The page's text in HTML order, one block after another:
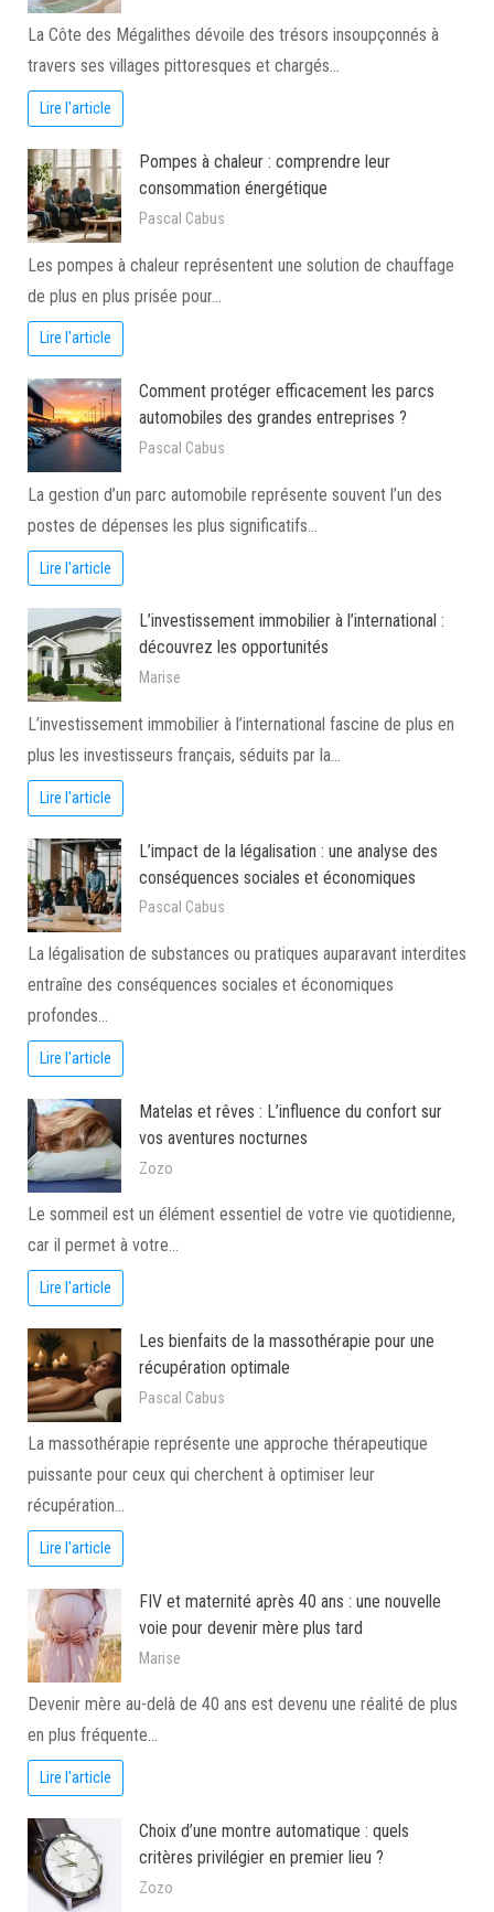
La Côte des Mégalithes dévoile des trésors insoupçonnés à
travers ses villages pittoresques et chargés…
Lire l'article
Pompes à chaleur : comprendre leur
consommation énergétique
Pascal Cabus
Les pompes à chaleur représentent une solution de chauffage
de plus en plus prisée pour…
Lire l'article
Comment protéger efficacement les parcs
automobiles des grandes entreprises ?
Pascal Cabus
La gestion d’un parc automobile représente souvent l’un des
postes de dépenses les plus significatifs…
Lire l'article
L’investissement immobilier à l’international :
découvrez les opportunités
Marise
L’investissement immobilier à l’international fascine de plus en
plus les investisseurs français, séduits par la…
Lire l'article
L’impact de la légalisation : une analyse des
conséquences sociales et économiques
Pascal Cabus
La légalisation de substances ou pratiques auparavant interdites
entraîne des conséquences sociales et économiques
profondes…
Lire l'article
Matelas et rêves : L’influence du confort sur
vos aventures nocturnes
Zozo
Le sommeil est un élément essentiel de votre vie quotidienne,
car il permet à votre…
Lire l'article
Les bienfaits de la massothérapie pour une
récupération optimale
Pascal Cabus
La massothérapie représente une approche thérapeutique
puissante pour ceux qui cherchent à optimiser leur
récupération…
Lire l'article
FIV et maternité après 40 ans : une nouvelle
voie pour devenir mère plus tard
Marise
Devenir mère au-delà de 40 ans est devenu une réalité de plus
en plus fréquente…
Lire l'article
Choix d’une montre automatique : quels
critères privilégier en premier lieu ?
Zozo